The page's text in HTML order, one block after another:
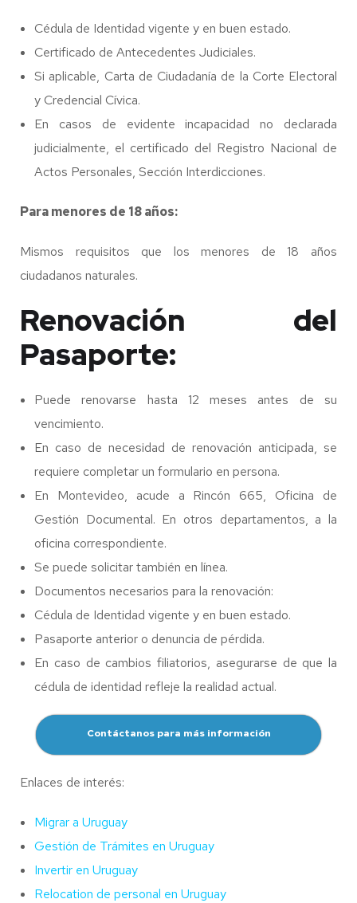
Cédula de Identidad vigente y en buen estado.
Certificado de Antecedentes Judiciales.
Si aplicable, Carta de Ciudadanía de la Corte Electoral
y Credencial Cívica.
En casos de evidente incapacidad no declarada
judicialmente, el certificado del Registro Nacional de
Actos Personales, Sección Interdicciones.
Para menores de 18 años:
Mismos requisitos que los menores de 18 años
ciudadanos naturales.
Renovación del
Pasaporte:
Puede renovarse hasta 12 meses antes de su
vencimiento.
En caso de necesidad de renovación anticipada, se
requiere completar un formulario en persona.
En Montevideo, acude a Rincón 665, Oficina de
Gestión Documental. En otros departamentos, a la
oficina correspondiente.
Se puede solicitar también en línea.
Documentos necesarios para la renovación:
Cédula de Identidad vigente y en buen estado.
Pasaporte anterior o denuncia de pérdida.
En caso de cambios filiatorios, asegurarse de que la
cédula de identidad refleje la realidad actual.
Contáctanos para más información
Enlaces de interés:
Migrar a Uruguay
Gestión de Trámites en Uruguay
Invertir en Uruguay
Relocation de personal en Uruguay